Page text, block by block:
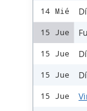
14 Mié
15 Jue
15 Jue
15 Jue
15 Jue